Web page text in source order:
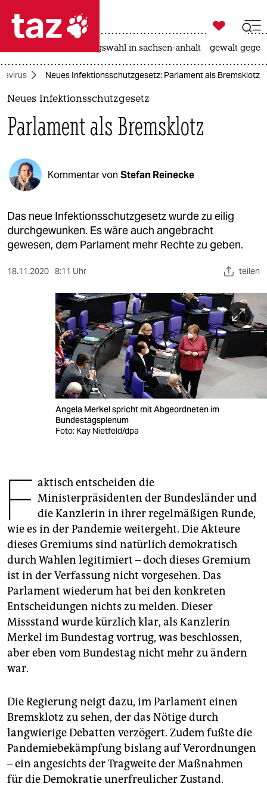
 taz zahl ich
taz zahl ich
politik
öko
gesellschaft
kultur
sport
berlin
wahrheit
veranstaltungen
genossenschaft
epaper login

taz zahl ich
landtagswahl in sachsen-anhalt gewalt
Neues Infektionsschutzgesetz: Parlament als Bremsklotz
Neues Infektionsschutzgesetz
Parlament als Bremsklotz
Kommentar von Stefan Reinecke
Das neue Infektionsschutzgesetz wurde zu eilig
durchgewunken. Es wäre auch angebracht
gewesen, dem Parlament mehr Rechte zu geben.
18.11.2020 8:11 Uhr teilen
Angela Merkel spricht mit Abgeordneten im
Bundestagsplenum
Foto: Kay Nietfeld/dpa
F aktisch entscheiden die
Ministerpräsidenten der Bundesländer und
die Kanzlerin in ihrer regelmäßigen Runde,
wie es in der Pandemie weitergeht. Die Akteure
dieses Gremiums sind natürlich demokratisch
durch Wahlen legitimiert – doch dieses Gremium
ist in der Verfassung nicht vorgesehen. Das
Parlament wiederum hat bei den konkreten
Entscheidungen nichts zu melden. Dieser
Missstand wurde kürzlich klar, als Kanzlerin
Merkel im Bundestag vortrug, was beschlossen,
aber eben vom Bundestag nicht mehr zu ändern
war.
Die Regierung neigt dazu, im Parlament einen
Bremsklotz zu sehen, der das Nötige durch
langwierige Debatten verzögert. Zudem fußte die
Pandemiebekämpfung bislang auf Verordnungen
– ein angesichts der Tragweite der Maßnahmen
für die Demokratie unerfreulicher Zustand.